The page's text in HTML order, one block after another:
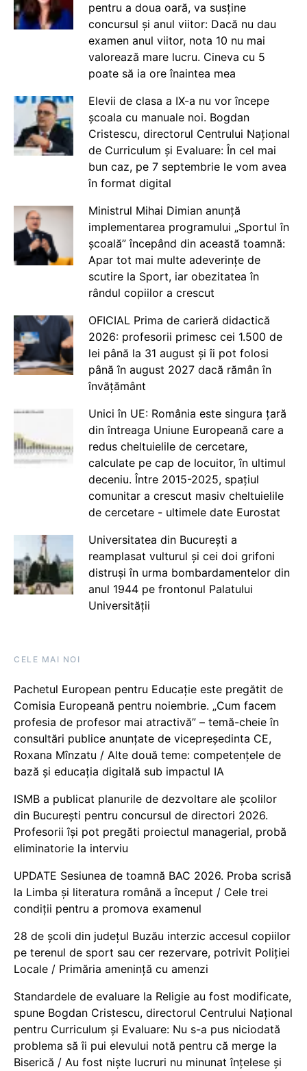
pentru a doua oară, va susține
concursul și anul viitor: Dacă nu dau
examen anul viitor, nota 10 nu mai
valorează mare lucru. Cineva cu 5
poate să ia ore înaintea mea
Elevii de clasa a IX-a nu vor începe
școala cu manuale noi. Bogdan
Cristescu, directorul Centrului Național
de Curriculum și Evaluare: În cel mai
bun caz, pe 7 septembrie le vom avea
în format digital
Ministrul Mihai Dimian anunță
implementarea programului „Sportul în
școală” începând din această toamnă:
Apar tot mai multe adeverințe de
scutire la Sport, iar obezitatea în
rândul copiilor a crescut
OFICIAL Prima de carieră didactică
2026: profesorii primesc cei 1.500 de
lei până la 31 august și îi pot folosi
până în august 2027 dacă rămân în
învățământ
Unici în UE: România este singura țară
din întreaga Uniune Europeană care a
redus cheltuielile de cercetare,
calculate pe cap de locuitor, în ultimul
deceniu. Între 2015-2025, spațiul
comunitar a crescut masiv cheltuielile
de cercetare - ultimele date Eurostat
Universitatea din București a
reamplasat vulturul și cei doi grifoni
distruși în urma bombardamentelor din
anul 1944 pe frontonul Palatului
Universității
CELE MAI NOI
Pachetul European pentru Educație este pregătit de
Comisia Europeană pentru noiembrie. „Cum facem
profesia de profesor mai atractivă” – temă-cheie în
consultări publice anunțate de vicepreședinta CE,
Roxana Mînzatu / Alte două teme: competențele de
bază și educația digitală sub impactul IA
ISMB a publicat planurile de dezvoltare ale școlilor
din București pentru concursul de directori 2026.
Profesorii își pot pregăti proiectul managerial, probă
eliminatorie la interviu
UPDATE Sesiunea de toamnă BAC 2026. Proba scrisă
la Limba și literatura română a început / Cele trei
condiții pentru a promova examenul
28 de școli din județul Buzău interzic accesul copiilor
pe terenul de sport sau cer rezervare, potrivit Poliției
Locale / Primăria amenință cu amenzi
Standardele de evaluare la Religie au fost modificate,
spune Bogdan Cristescu, directorul Centrului Național
pentru Curriculum și Evaluare: Nu s-a pus niciodată
problema să îi pui elevului notă pentru că merge la
Biserică / Au fost niște lucruri nu minunat înțelese și